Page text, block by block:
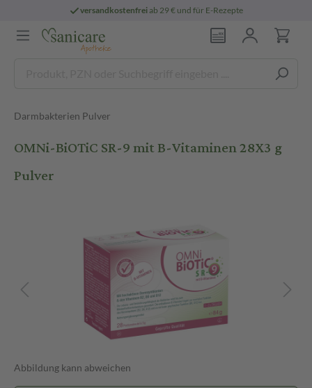
versandkostenfreiab 29 € und für E-Rezepte
Darmbakterien Pulver
OMNi-BiOTiC SR-9 mit B-Vitaminen 28X3 g
Pulver
Abbildung kann abweichen